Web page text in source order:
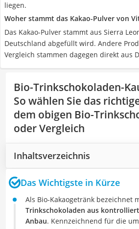
liegen.
Woher stammt das Kakao-Pulver von
Das Kakao-Pulver stammt aus Sierra
Deutschland abgefüllt wird. Andere
Vergleich stammen dagegen direkt aus
Bio-Trinkschokoladen-
So wählen Sie das
dem obigen Bio-
oder Vergleich
Inhaltsverzeichnis
Das Wichtigste in Kürze
Als Bio-Kakaogetränk bezeichnet
Trinkschokoladen aus
Anbau. Kennzeichnend für die